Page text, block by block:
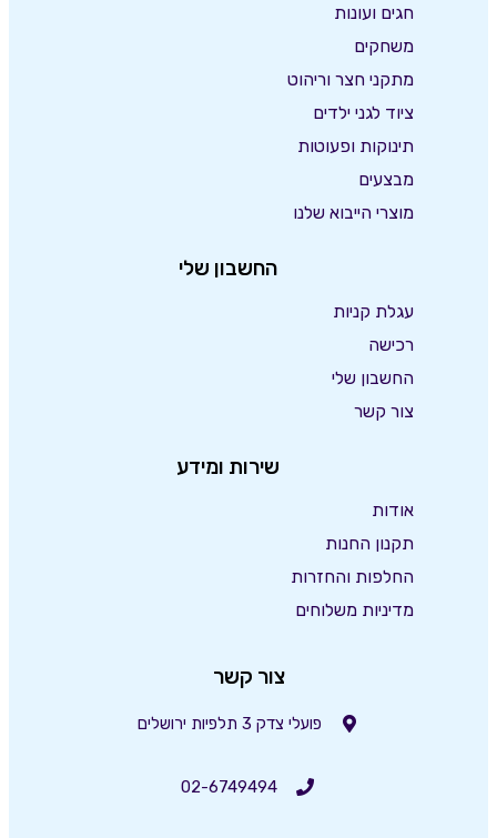
חגים ועונות
משחקים
מתקני חצר וריהוט
ציוד לגני ילדים
תינוקות ופעוטות
מבצעים
מוצרי הייבוא שלנו
החשבון שלי
עגלת קניות
רכישה
החשבון שלי
צור קשר
שירות ומידע
אודות
תקנון החנות
החלפות והחזרות
מדיניות משלוחים
צור קשר
פועלי צדק 3 תלפיות ירושלים
02-6749494